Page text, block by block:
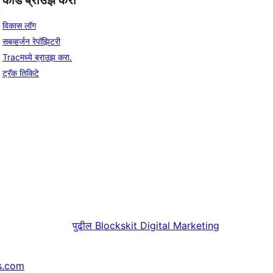
विकास लॉग
सबव्हर्जन रेपॉझिटरी
Tracमध्ये ब्राउझ करा.
ट्रॅक तिकिटे
पुढील Blockskit Digital Marketing